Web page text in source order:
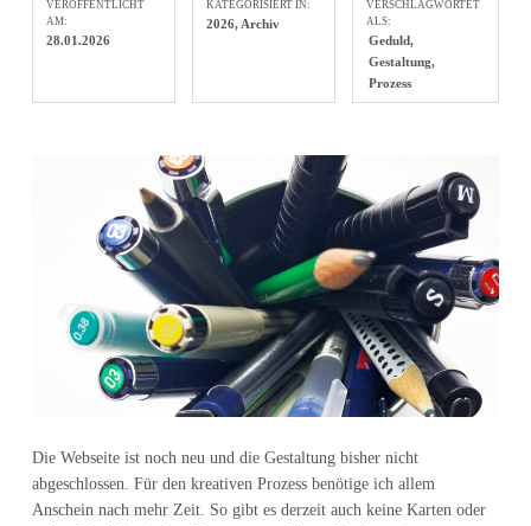
VERÖFFENTLICHT
AM:
28.01.2026
KATEGORISIERT IN:
2026, Archiv
VERSCHLAGWORTET
ALS:
Geduld
Gestaltung
Prozess
Die Webseite ist noch neu und die Gestaltung bisher nicht
abgeschlossen. Für den kreativen Prozess benötige ich allem
Anschein nach mehr Zeit. So gibt es derzeit auch keine Karten oder